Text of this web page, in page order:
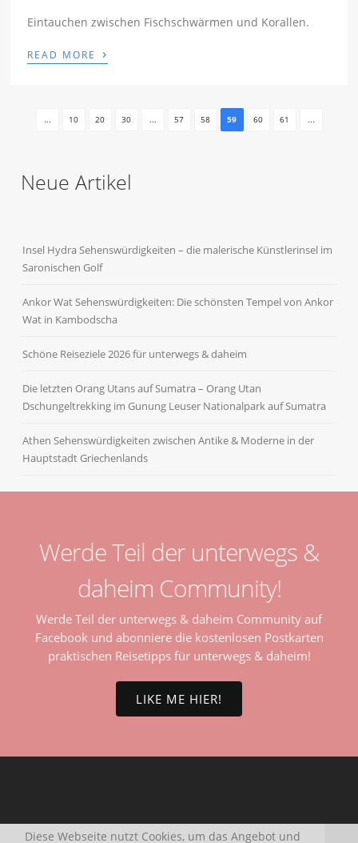
Eintauchen zwischen Fischschwärmen und Korallen.
READ MORE ›
... 10 20 30 ... 57 58 59 60 61 ...
Neue Artikel
Insel Hydra Sehenswürdigkeiten – die malerische Künstlerinsel im
Saronischen Golf
Ankor Wat Sehenswürdigkeiten: Die schönsten Tempel von Ankor
Wat in Kambodscha
Schöne Reiseziele 2026 für unterwegs & daheim
Die letzten Orang Utans auf Sumatra – Orang Utan
Dschungeltrekking im Gunung Leuser Nationalpark auf Sumatra
Athen Sehenswürdigkeiten zwischen Antike & Moderne in der
Hauptstadt Griechenlands
Werde Teil der unterwegs &
daheim Community!
Werde Teil der unterwegs & daheim Community auf
Facebook und abonniere die kostenlosen Postkarten
praktischen Reisetipps für unterwegs & daheim!
LIKE ME HIER!
Diese Webseite nutzt Cookies, um das Angebot und